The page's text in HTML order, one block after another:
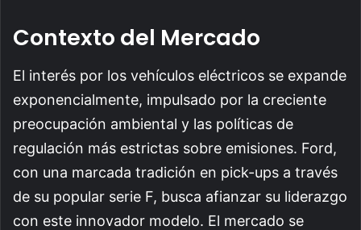
Contexto del Mercado
El interés por los vehículos eléctricos se expande
exponencialmente, impulsado por la creciente
preocupación ambiental y las políticas de
regulación más estrictas sobre emisiones. Ford,
con una marcada tradición en pick-ups a través
de su popular serie F, busca afianzar su liderazgo
con este innovador modelo. El mercado se